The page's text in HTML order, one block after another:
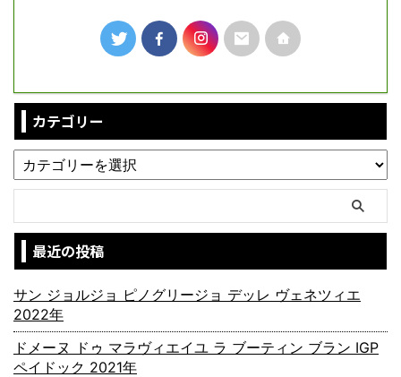
カテゴリー
最近の投稿
サン ジョルジョ ピノグリージョ デッレ ヴェネツィエ
2022年
ドメーヌ ドゥ マラヴィエイユ ラ ブーティン ブラン IGP
ペイドック 2021年